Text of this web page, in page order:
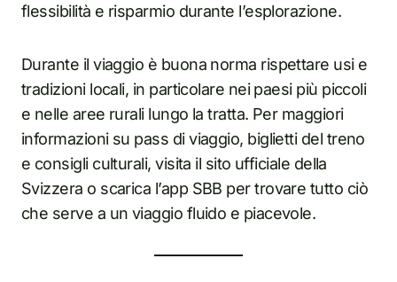
flessibilità e risparmio durante l’esplorazione.
Durante il viaggio è buona norma rispettare usi e
tradizioni locali, in particolare nei paesi più piccoli
e nelle aree rurali lungo la tratta. Per maggiori
informazioni su pass di viaggio, biglietti del treno
e consigli culturali, visita il sito ufficiale della
Svizzera o scarica l’app SBB per trovare tutto ciò
che serve a un viaggio fluido e piacevole.